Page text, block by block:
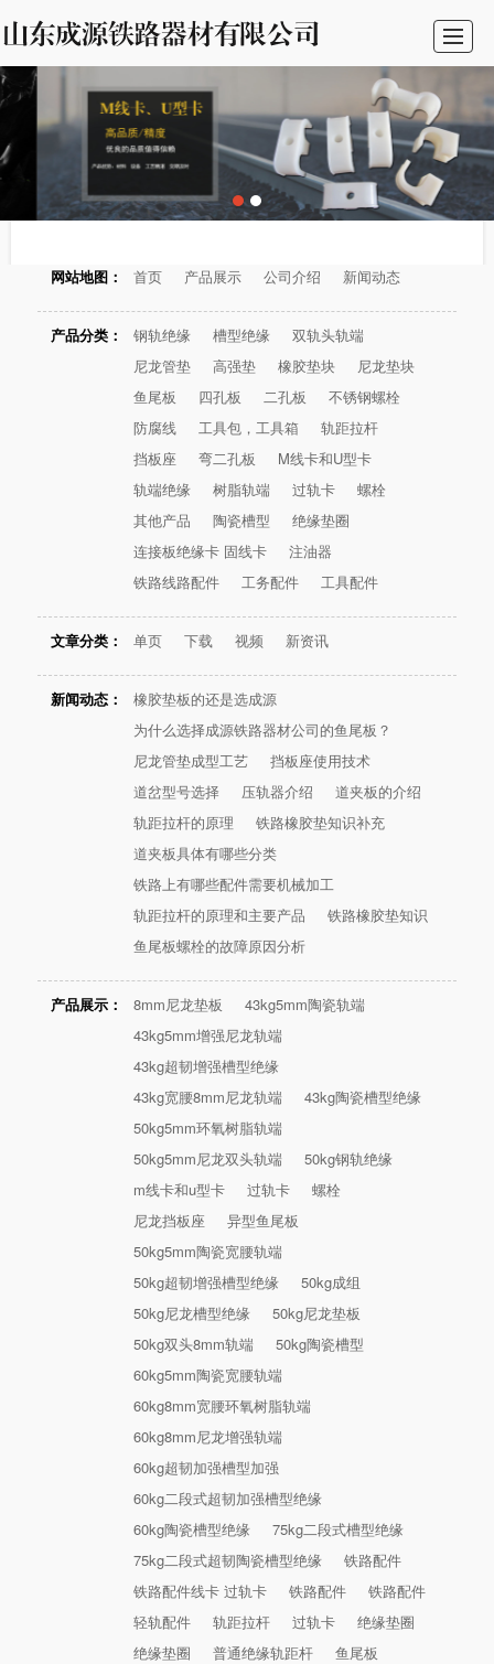
产品展示 公司介绍
网站地图： 首页 产品展示 公司介绍 新闻动态
产品分类： 钢轨绝缘 槽型绝缘
双轨头轨端
尼龙管垫
高强垫 橡胶垫块
尼龙垫块
鱼尾板
四孔板 二孔板
不锈钢螺栓
防腐线
工具包，工具箱
轨距拉杆
挡板座
弯二孔板
M线卡和U型卡
轨端绝缘
树脂轨端 过轨卡
螺栓
其他产品
陶瓷槽型
绝缘垫圈
连接板绝缘卡 固线卡
注油器
铁路线路配件
工务配件 工具配件
文章分类： 单页 下载 视频 新资讯
新闻动态：
橡胶垫板的还是选成源
为什么选择成源铁路器材公司的鱼尾板？
尼龙管垫成型工艺
挡板座使用技术
道岔型号选择
压轨器介绍
道夹板的介绍
轨距拉杆的原理
铁路橡胶垫知识补充
道夹板具体有哪些分类
铁路上有哪些配件需要机械加工
轨距拉杆的原理和主要产品
铁路橡胶垫知识
鱼尾板螺栓的故障原因分析
产品展示： 8mm尼龙垫板
43kg5mm陶瓷轨端
43kg5mm增强尼龙轨端
43kg超韧增强槽型绝缘
43kg宽腰8mm尼龙轨端
43kg陶瓷槽型绝缘
50kg5mm环氧树脂轨端
50kg5mm尼龙双头轨端
50kg钢轨绝缘
m线卡和u型卡
过轨卡
螺栓
尼龙挡板座
异型鱼尾板
50kg5mm陶瓷宽腰轨端
50kg超韧增强槽型绝缘
50kg成组
50kg尼龙槽型绝缘
50kg尼龙垫板
50kg双头8mm轨端
50kg陶瓷槽型
60kg5mm陶瓷宽腰轨端
60kg8mm宽腰环氧树脂轨端
60kg8mm尼龙增强轨端
60kg超韧加强槽型加强
60kg二段式超韧加强槽型绝缘
60kg陶瓷槽型绝缘
75kg二段式槽型绝缘
75kg二段式超韧陶瓷槽型绝缘
铁路配件
铁路配件线卡 过轨卡
铁路配件
铁路配件
轻轨配件
轨距拉杆 过轨卡
绝缘垫圈
绝缘垫圈
普通绝缘轨距杆
鱼尾板